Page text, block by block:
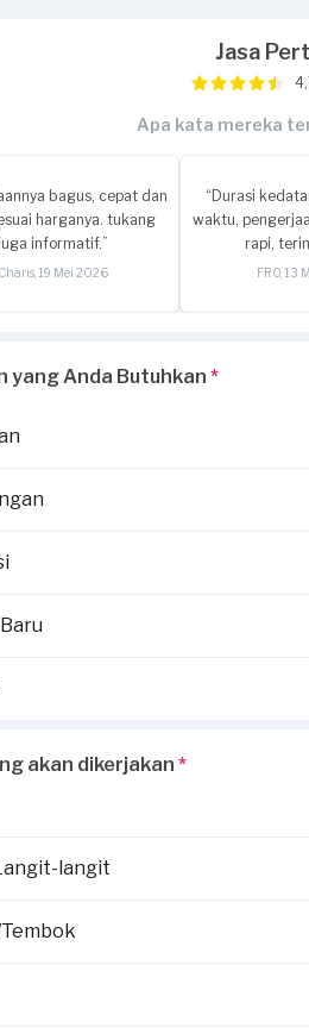
Jasa
Apa kata mereka
bagus, cepat dan
harganya. tukang
juga informatif.”
Charis, 19 Mei 2026
“Durasi
waktu,
rapi,
FRO, 13
yang Anda Butuhkan *
akan dikerjakan *
langit